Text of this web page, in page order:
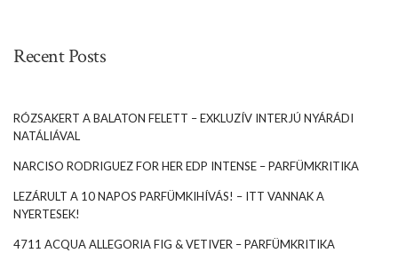
Recent Posts
RÓZSAKERT A BALATON FELETT – EXKLUZÍV INTERJÚ NYÁRÁDI
NATÁLIÁVAL
NARCISO RODRIGUEZ FOR HER EDP INTENSE – PARFÜMKRITIKA
LEZÁRULT A 10 NAPOS PARFÜMKIHÍVÁS! – ITT VANNAK A
NYERTESEK!
4711 ACQUA ALLEGORIA FIG & VETIVER – PARFÜMKRITIKA